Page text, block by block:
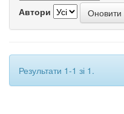
Автори
Результати 1-1 зі 1.